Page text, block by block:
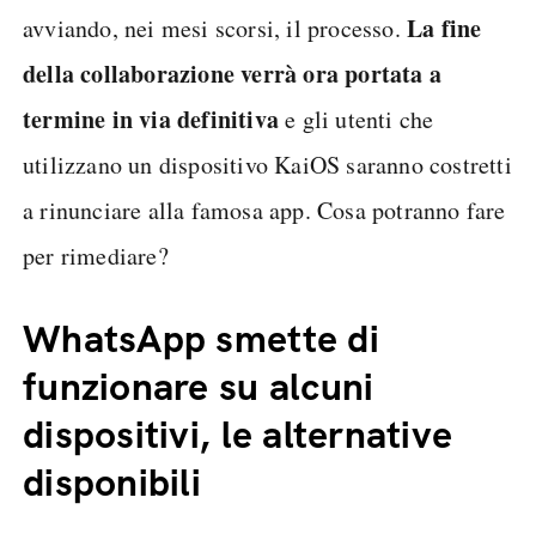
avviando, nei mesi scorsi, il processo.La fine
della collaborazione verrà ora portata a
termine in via definitivae gli utenti che
utilizzano un dispositivo KaiOS saranno costretti
a rinunciare alla famosa app. Cosa potranno fare
per rimediare?
WhatsApp smette di
funzionare su alcuni
dispositivi, le alternative
disponibili